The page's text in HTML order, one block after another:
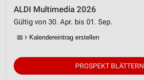
ALDI Multimedia 2026
Gültig von 30. Apr. bis 01. Sep.
📅 Kalendereintrag erstellen
PROSPEKT BLÄTTERN